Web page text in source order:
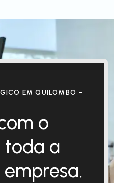
EM QUILOMBO –
o
toda a